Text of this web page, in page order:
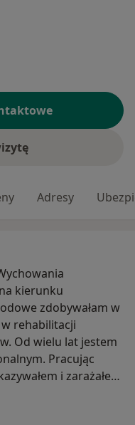
Adresy
kierunku
zdobywałam w
rehabilitacji
Od wielu lat jestem
Pracując
i zarażałem
propagując